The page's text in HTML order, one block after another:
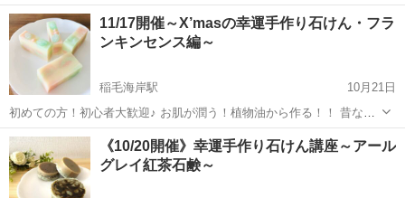
りは０.２秒で脳に到達します。 気分がすぐれない時、気分を変えたい
時、 空気感を変えたい時に 生活にプラスすると自分を整えられます。
アロマセ...
千葉 船橋市 津田沼駅 クラフト
11/17開催～X’masの幸運手作り石けん・フラ
ンキンセンス編～
稲毛海岸駅
10月21日
初めての方！初心者大歓迎♪ お肌が潤う！植物油から作る！！ 昔なが
らの製法で1か月熟成させる コールドプレス製法の手作り石けん作り
講座。 香りは0.2秒の速さで脳に直接届きます。 ですので、使う...
千葉 千葉市 稲毛海岸駅 アロマ 香り
《10/20開催》幸運手作り石けん講座～アール
グレイ紅茶石鹸～